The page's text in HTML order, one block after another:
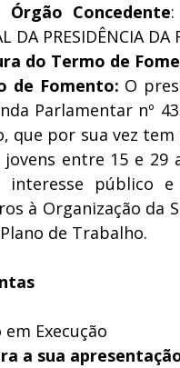
Concedente
DA PRESIDÊNCIA DA
do Termo de
de Fomento: O
Parlamentar nº
que por sua vez
entre 15 e 29
interesse público
à Organização da
de Trabalho.
Execução
a sua